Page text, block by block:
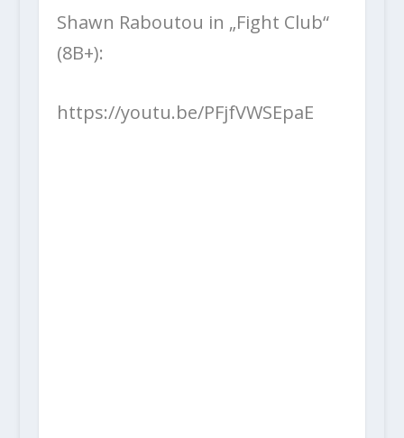
Shawn Raboutou in „Fight Club“
(8B+):
https://youtu.be/PFjfVWSEpaE